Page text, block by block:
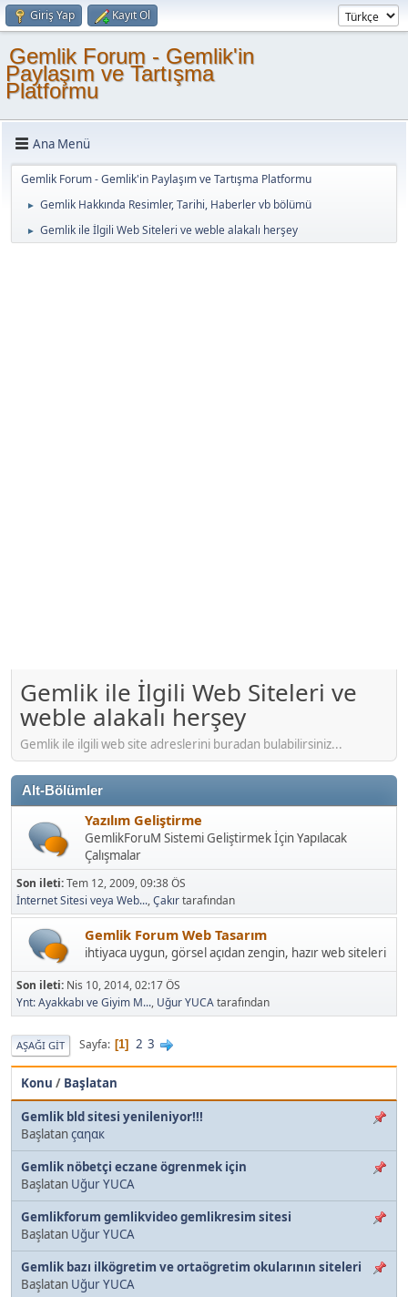
Giriş Yap Kayıt Ol
Gemlik Forum - Gemlik'in
Paylaşım ve Tartışma
Platformu
Ana Menü
Gemlik Forum - Gemlik'in Paylaşım ve Tartışma Platformu
► Gemlik Hakkında Resimler, Tarihi, Haberler vb bölümü
► Gemlik ile İlgili Web Siteleri ve weble alakalı herşey
Gemlik ile İlgili Web Siteleri ve
weble alakalı herşey
Gemlik ile ilgili web site adreslerini buradan bulabilirsiniz...
Alt-Bölümler
Yazılım Geliştirme
GemlikForuM Sistemi Geliştirmek İçin Yapılacak
Çalışmalar
Son ileti:Tem 12, 2009, 09:38 ÖS
İnternet Sitesi veya Web...,Çakırtarafından
Gemlik Forum Web Tasarım
ihtiyaca uygun, görsel açıdan zengin, hazır web siteleri
Son ileti: Nis 10, 2014, 02:17 ÖS
Ynt: Ayakkabı ve Giyim M..., Uğur YUCAtarafından
AŞAĞI GIT Sayfa 1 2 3
Konu / Başlatan
Gemlik bld sitesi yenileniyor!!!
Başlatançαηαк
Gemlik nöbetçi eczane ögrenmek için
Başlatan Uğur YUCA
Gemlikforum gemlikvideo gemlikresim sitesi
Başlatan Uğur YUCA
Gemlik bazı ilkögretim ve ortaögretim okularının siteleri
Başlatan Uğur YUCA